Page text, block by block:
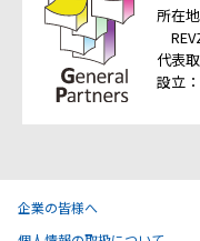
所在
代表
設立
企業の皆様へ